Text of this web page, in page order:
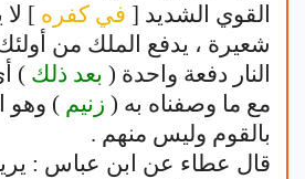
القوي الشديد [ في كفره ]
شعيرة ، يدفع الملك من
النار دفعة واحدة ( بعد ذلك )
مع ما وصفناه به ( زنيم ) وهو
بالقوم وليس منهم .
قال عطاء عن ابن عباس :